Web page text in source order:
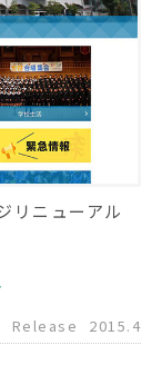
リニューアル
Release
2015.4